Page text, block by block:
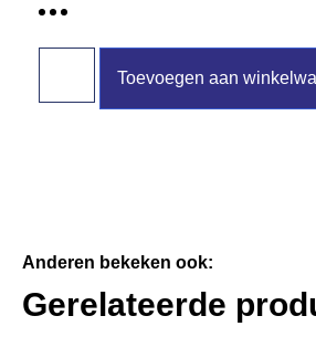
Toevoegen aan
Anderen bekeken ook:
Gerelateerde